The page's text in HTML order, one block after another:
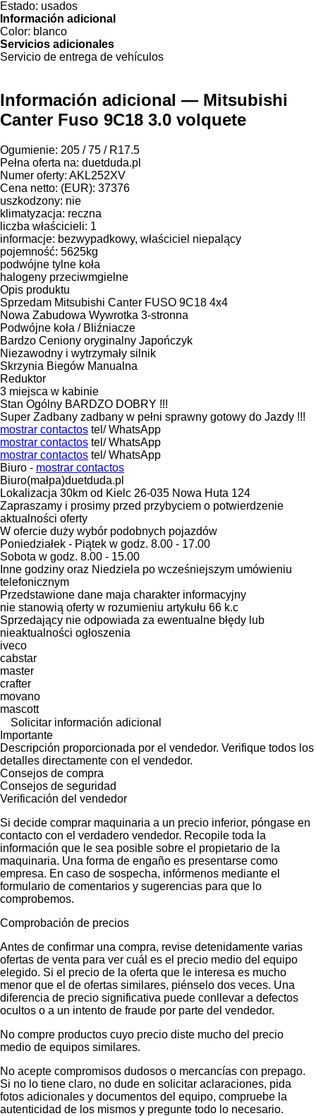
Estado: usados
Información adicional
Color: blanco
Servicios adicionales
Servicio de entrega de vehículos
Información adicional — Mitsubishi
Canter Fuso 9C18 3.0 volquete
Ogumienie: 205 / 75 / R17.5
Pełna oferta na: duetduda.pl
Numer oferty: AKL252XV
Cena netto: (EUR): 37376
uszkodzony: nie
klimatyzacja: reczna
liczba właścicieli: 1
informacje: bezwypadkowy, właściciel niepalący
pojemność: 5625kg
podwójne tylne koła
halogeny przeciwmgielne
Opis produktu
Sprzedam Mitsubishi Canter FUSO 9C18 4x4
Nowa Zabudowa Wywrotka 3-stronna
Podwójne koła / Bliźniacze
Bardzo Ceniony oryginalny Japończyk
Niezawodny i wytrzymały silnik
Skrzynia Biegów Manualna
Reduktor
3 miejsca w kabinie
Stan Ogólny BARDZO DOBRY !!!
Super Zadbany zadbany w pełni sprawny gotowy do Jazdy !!!
mostrar contactos tel/ WhatsApp
mostrar contactos tel/ WhatsApp
mostrar contactos tel/ WhatsApp
Biuro - mostrar contactos
Biuro(małpa)duetduda.pl
Lokalizacja 30km od Kielc 26-035 Nowa Huta 124
Zapraszamy i prosimy przed przybyciem o potwierdzenie
aktualności oferty
W ofercie duży wybór podobnych pojazdów
Poniedziałek - Piątek w godz. 8.00 - 17.00
Sobota w godz. 8.00 - 15.00
Inne godziny oraz Niedziela po wcześniejszym umówieniu
telefonicznym
Przedstawione dane maja charakter informacyjny
nie stanowią oferty w rozumieniu artykułu 66 k.c
Sprzedający nie odpowiada za ewentualne błędy lub
nieaktualności ogłoszenia
iveco
cabstar
master
crafter
movano
mascott
Solicitar información adicional
Importante
Descripción proporcionada por el vendedor. Verifique todos los
detalles directamente con el vendedor.
Consejos de compra
Consejos de seguridad
Verificación del vendedor
Si decide comprar maquinaria a un precio inferior, póngase en
contacto con el verdadero vendedor. Recopile toda la
información que le sea posible sobre el propietario de la
maquinaria. Una forma de engaño es presentarse como
empresa. En caso de sospecha, infórmenos mediante el
formulario de comentarios y sugerencias para que lo
comprobemos.
Comprobación de precios
Antes de confirmar una compra, revise detenidamente varias
ofertas de venta para ver cuál es el precio medio del equipo
elegido. Si el precio de la oferta que le interesa es mucho
menor que el de ofertas similares, piénselo dos veces. Una
diferencia de precio significativa puede conllevar a defectos
ocultos o a un intento de fraude por parte del vendedor.
No compre productos cuyo precio diste mucho del precio
medio de equipos similares.
No acepte compromisos dudosos o mercancías con prepago.
Si no lo tiene claro, no dude en solicitar aclaraciones, pida
fotos adicionales y documentos del equipo, compruebe la
autenticidad de los mismos y pregunte todo lo necesario.